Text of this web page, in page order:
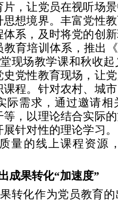
，让党员在视听场
想境界。丰富党性
系，及时将党的创
育培训体系，推出
现场教学课和秋收
党性教育现场，让
程。针对农村、城
际需求，通过邀请相
等，以理论结合实际
针对性的理论学习
量的线上课程资源
成果转化“加速度”
转化作为党员教育